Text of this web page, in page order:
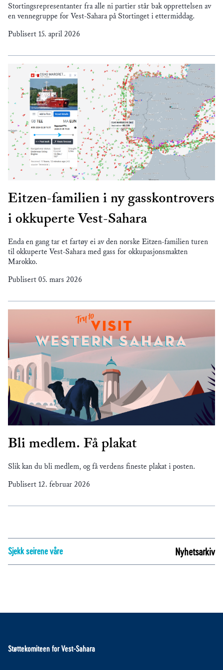
Stortingsrepresentanter fra alle ni partier står bak opprettelsen av
en vennegruppe for Vest-Sahara på Stortinget i ettermiddag.
Publisert 15. april 2026
Eitzen-familien i ny gasskontrovers
i okkuperte Vest-Sahara
Enda en gang tar et fartøy ei av den norske Eitzen-familien turen
til okkuperte Vest-Sahara med gass for okkupasjonsmakten
Marokko.
Publisert 05. mars 2026
Bli medlem. Få plakat
Slik kan du bli medlem, og få verdens fineste plakat i posten.
Publisert 12. februar 2026
Sjekk seirene våre Nyhetsarkiv
Støttekomiteen for Vest-Sahara